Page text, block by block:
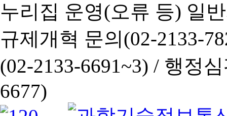
누리집 운영(오류 등) 일
규제개혁 문의(02-2133-
(02-2133-6691~3) / 행정심
6677)